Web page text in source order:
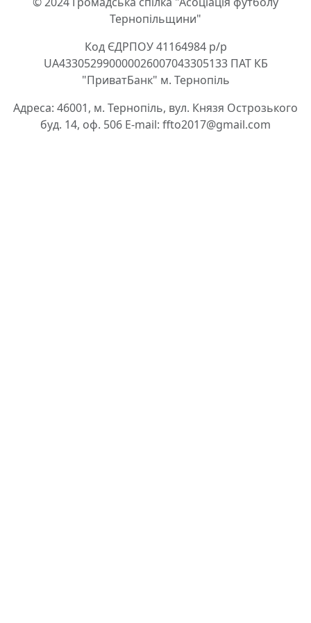
Тернопільщини"
Код ЄДРПОУ 41164984 р/р
UA433052990000026007043305133 ПАТ КБ
"ПриватБанк" м. Тернопіль
Адреса: 46001, м. Тернопіль, вул. Князя Острозького
буд. 14, оф. 506 E-mail: ffto2017@gmail.com